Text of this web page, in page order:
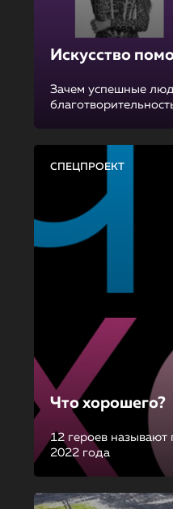
Искусство
Зачем успешные
СПЕЦПРОЕКТ
Что хорошего?
12 героев называют
2022 года